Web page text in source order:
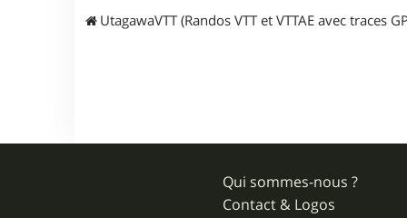
UtagawaVTT (Randos VTT et VTTAE avec traces
Qui sommes-nous ?
Contact & Logos